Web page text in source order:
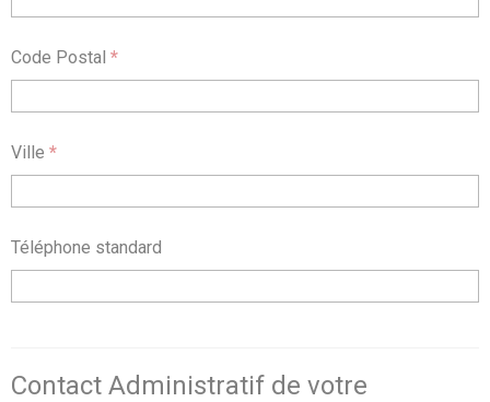
Code Postal *
Ville *
Téléphone standard
Contact Administratif de votre